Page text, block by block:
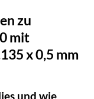
zu
mit
x 0,5 mm
und wie